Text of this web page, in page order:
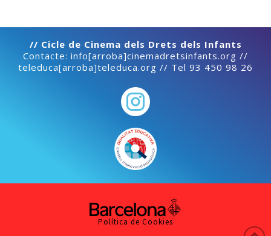
// Cicle de Cinema dels Drets dels Infants
Contacte: info[arroba]cinemadretsinfants.org //
teleduca[arroba]teleduca.org // Tel 93 450 98 26
Política de Cookies